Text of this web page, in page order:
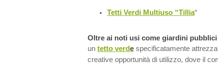
Tetti Verdi Multiuso “Tillia“
Oltre ai noti usi come giardini
un tetto verde specificatamente
creative opportunità di utilizzo, dove il